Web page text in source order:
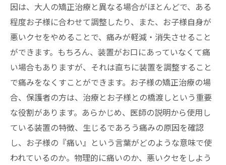
因は、大人の矯正治療と異なる場合がほとんどで、ある
程度お子様に合わせて調整したり、また、お子様自身が
悪いクセをやめることで、痛みが軽減・消失させること
ができます。もちろん、装置がお口にあっていなくて痛
い場合もありますが、それは直ちに装置を調整すること
で痛みをなくすことができます。お子様の矯正治療の場
合、保護者の方は、治療とお子様との橋渡しという重要
な役割があります。あらかじめ、医師の説明から使用し
ている装置の特徴、生じるであろう痛みの原因を確認
し、お子様の『痛い』という言葉がどのような意味で使
われているのか。物理的に痛いのか、悪いクセをしよう